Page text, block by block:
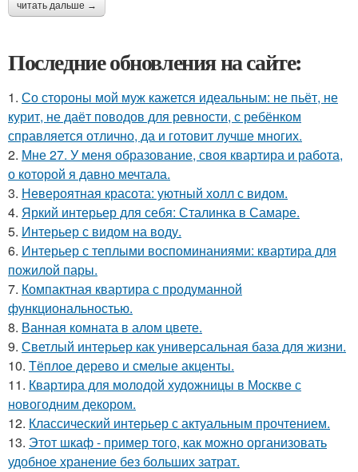
читать дальше →
Последние обновления на сайте:
1. Со стороны мой муж кажется идеальным: не пьёт, не
курит, не даёт поводов для ревности, с ребёнком
справляется отлично, да и готовит лучше многих.
2. Мне 27. У меня образование, своя квартира и работа,
о которой я давно мечтала.
3. Невероятная красота: уютный холл с видом.
4. Яркий интерьер для себя: Сталинка в Самаре.
5. Интерьер с видом на воду.
6. Интерьер с теплыми воспоминаниями: квартира для
пожилой пары.
7. Компактная квартира с продуманной
функциональностью.
8. Ванная комната в алом цвете.
9. Светлый интерьер как универсальная база для жизни.
10. Тёплое дерево и смелые акценты.
11. Квартира для молодой художницы в Москве с
новогодним декором.
12. Классический интерьер с актуальным прочтением.
13. Этот шкаф - пример того, как можно организовать
удобное хранение без больших затрат.